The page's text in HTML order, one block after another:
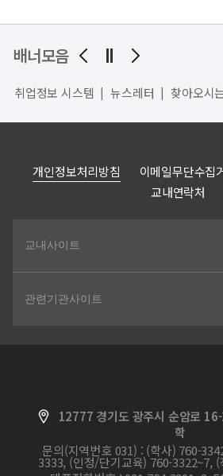
배너모음
업정보 시스템 뉴스레터 찾아오시는길
개인정보처리방침 이메일무단수집
교내연락처
교내사이트
관련기관사이트
12777 경기도 광주시 순암로
학
문의(지역번호 031) : (학사) 760-
3333, (인정/단기교육) 760-3322~7, (